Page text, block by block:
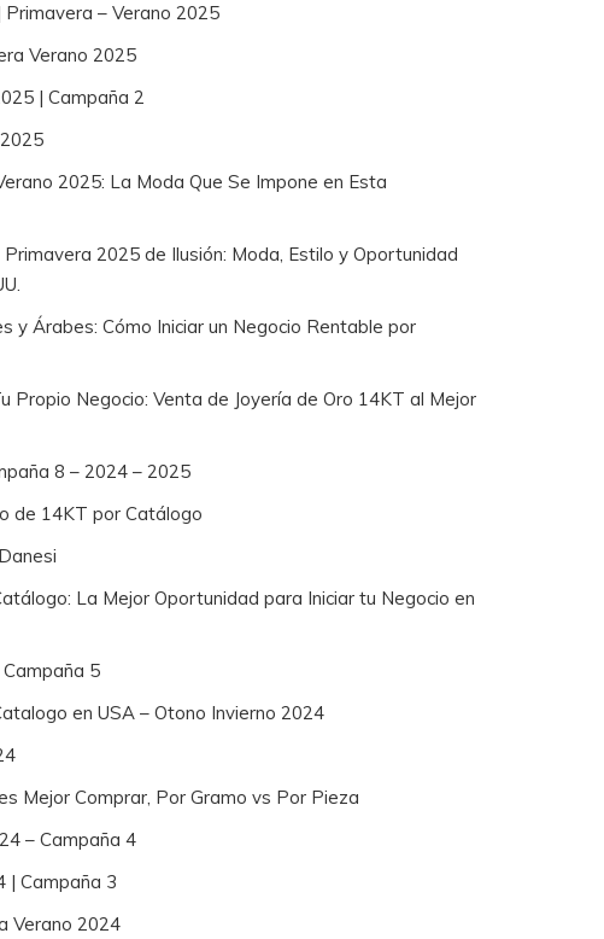
– Verano 2025
Verano 2025
| Campaña 2
2025: La Moda Que Se Impone en Esta
2025 de Ilusión: Moda, Estilo y Oportunidad
y Árabes: Cómo Iniciar un Negocio Rentable por
Propio Negocio: Venta de Joyería de Oro 14KT al Mejor
8 – 2024 – 2025
de 14KT por Catálogo
La Mejor Oportunidad para Iniciar tu Negocio en
5
en USA – Otono Invierno 2024
Mejor Comprar, Por Gramo vs Por Pieza
– Campaña 4
| Campaña 3
Verano 2024